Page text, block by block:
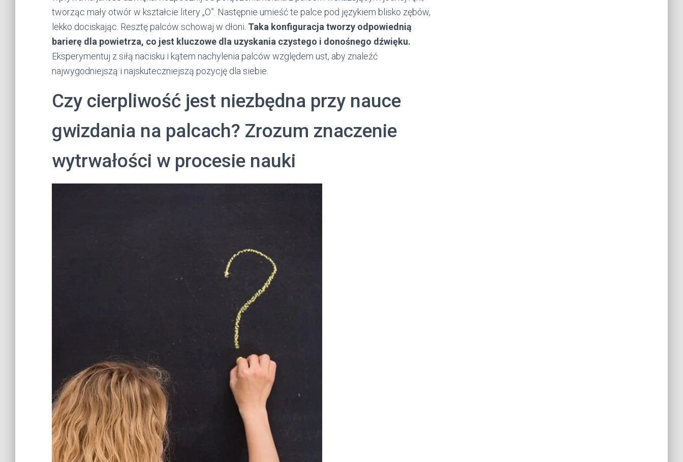
tworząc mały otwór w kształcie litery „O”. Następnie umieść te palce pod językiem blisko zębów,
lekko dociskając. Resztę palców schowaj w dłoni. Taka konfiguracja tworzy odpowiednią
barierę dla powietrza, co jest kluczowe dla uzyskania czystego i donośnego dźwięku.
Eksperymentuj z siłą nacisku i kątem nachylenia palców względem ust, aby znaleźć
najwygodniejszą i najskuteczniejszą pozycję dla siebie.
Czy cierpliwość jest niezbędna przy nauce
gwizdania na palcach? Zrozum znaczenie
wytrwałości w procesie nauki